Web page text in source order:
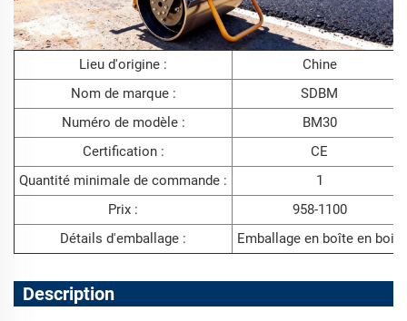
Lieu d'origine :
Chine
Nom de marque :
SDBM
Numéro de modèle :
BM30
Certification :
CE
Quantité minimale de commande :
1
Prix :
958-1100
Détails d'emballage :
Emballage en boîte en bois
Description